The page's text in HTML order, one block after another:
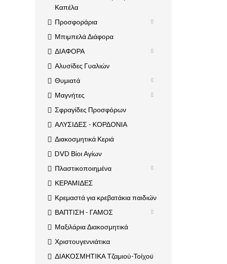
Καπέλα
Προσφοράρια
Μπιμπελά Διάφορα
ΔΙΑΦΟΡΑ
Αλυσίδες Γυαλιών
Θυμιατά
Μαγνήτες
Σφραγίδες Προσφόρων
ΑΛΥΣΙΔΕΣ - ΚΟΡΔΟΝΙΑ
Διακοσμητικά Κεριά
DVD Βίοι Αγίων
Πλαστικοποιημένα
ΚΕΡΑΜΙΔΕΣ
Κρεμαστά για κρεβατάκια παιδιών
ΒΑΠΤΙΣΗ - ΓΑΜΟΣ
Μαξιλάρια Διακοσμητικά
Χριστουγεννιάτικα
ΔΙΑΚΟΣΜΗΤΙΚΑ Τζαμιού-Τοίχου